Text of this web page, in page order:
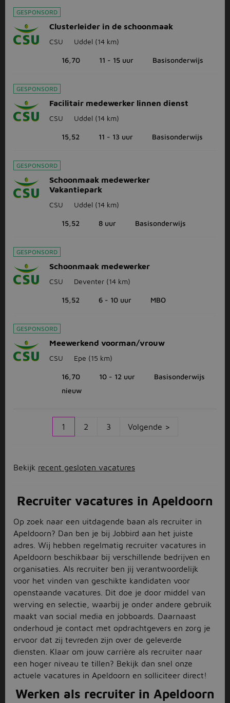
GESPONSORD
Clusterleider in de schoonmaak
CSU Uddel (14 km)
16,70 11 - 15 uur Basisonderwijs
GESPONSORD
Facilitair medewerker linnen dienst
CSU Uddel (14 km)
15,52 11 - 13 uur Basisonderwijs
GESPONSORD
Schoonmaak medewerker
Vakantiepark
CSU Uddel (14 km)
15,52 8 uur Basisonderwijs
GESPONSORD
Schoonmaak medewerker
CSU Deventer (14 km)
15,52 6 - 10 uur MBO
GESPONSORD
Meewerkend voorman/vrouw
CSU Epe (15 km)
16,70 10 - 12 uur
Basisonderwijs
nieuw
1 2 3 Volgende >
Bekijk recent gesloten vacatures
Recruiter vacatures in Apeldoorn
Op zoek naar een uitdagende baan als recruiter in
Apeldoorn? Dan ben je bij Jobbird aan het juiste
adres. Wij hebben regelmatig recruiter vacatures in
Apeldoorn beschikbaar bij verschillende bedrijven en
organisaties. Als recruiter ben jij verantwoordelijk
voor het vinden van geschikte kandidaten voor
openstaande vacatures. Dit doe je door middel van
werving en selectie, waarbij je onder andere gebruik
maakt van social media en jobboards. Daarnaast
onderhoud je contact met opdrachtgevers en zorg je
ervoor dat zij tevreden zijn over de geleverde
diensten. Klaar om jouw carrière als recruiter naar
een hoger niveau te tillen? Bekijk dan snel onze
actuele vacatures in Apeldoorn en solliciteer direct!
Werken als recruiter in Apeldoorn